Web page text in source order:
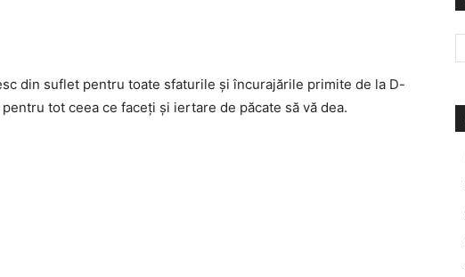
din suflet pentru toate sfaturile şi încurajările primite de la D-
tot ceea ce faceţi şi iertare de păcate să vă dea.